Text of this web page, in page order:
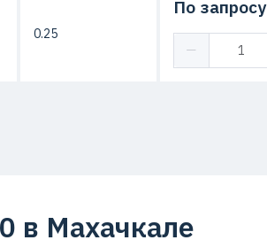
0.25
По запросу
в Махачкале